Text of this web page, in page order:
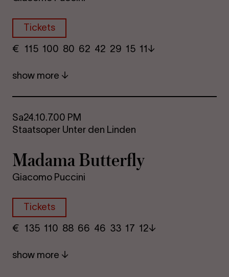
Tickets
€ ​ 115 100 80​ 62 42 29​ 15 11
show more
Sa24.10.7.00 PM
Staatsoper Unter den Linden
Madama Butterfly
Giacomo Puccini
Tickets
€ ​ 135 110 88​ 66 46 33​ 17 12
show more